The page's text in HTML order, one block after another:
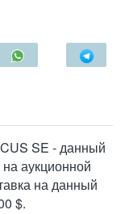
SE - данный
аукционной
на данный
$.